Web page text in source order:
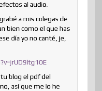
al audio.
a mis colegas de
bien como el que has
día yo no canté, je,
blog el pdf del
así que me lo he